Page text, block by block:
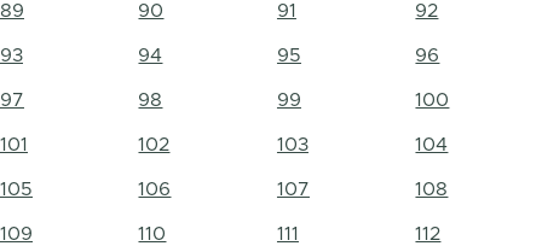
89 90 91 92
93 94 95 96
97 98 99 100
101 102 103 104
105 106 107 108
109 110 111 112